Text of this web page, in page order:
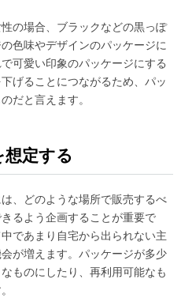
の場合、ブラックなどの黒っぽ
色味やデザインのパッケージに
可愛い印象のパッケージにする
げることにつながるため、パッ
だと言えます。
定する
、どのような場所で販売するべ
るよう企画することが重要で
であまり自宅から出られない主
が増えます。パッケージが多少
ものにしたり、再利用可能なも